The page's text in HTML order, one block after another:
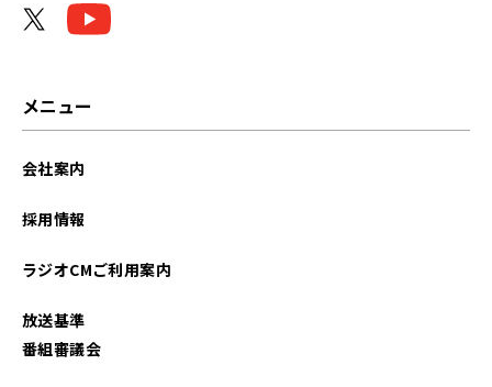
メニュー
会社案内
採用情報
ラジオCMご利用案内
放送基準
番組審議会